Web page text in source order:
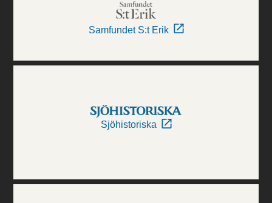
Samfundet S:t Erik
Sjöhistoriska